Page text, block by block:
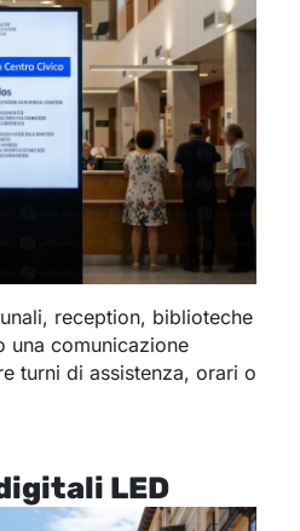
reception, biblioteche
una comunicazione
turni di assistenza, orari o
LED